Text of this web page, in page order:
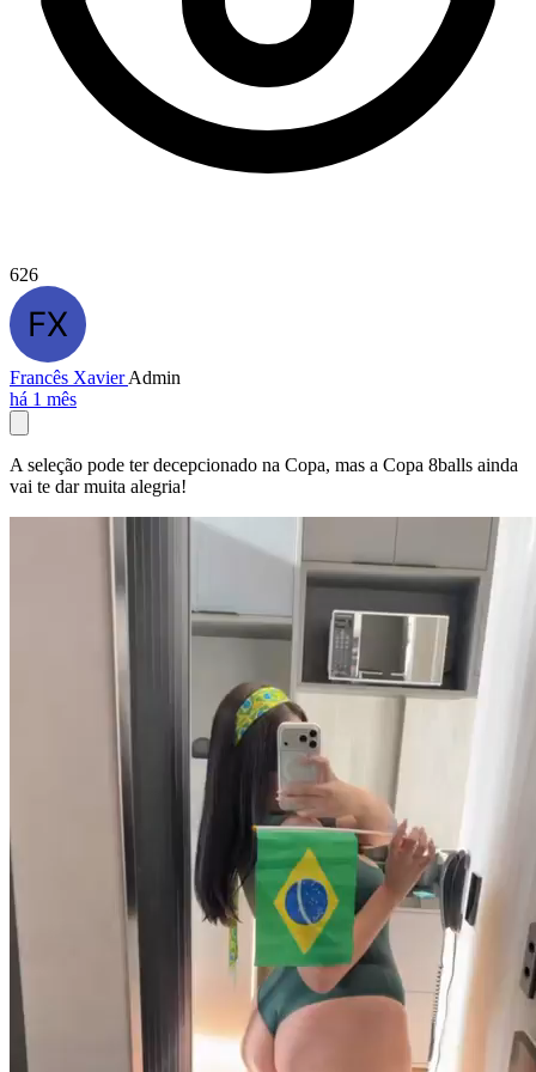
626
Francês XavierAdmin
há 1 mês
A seleção pode ter decepcionado na Copa, mas a Copa 8balls ainda
vai te dar muita alegria!